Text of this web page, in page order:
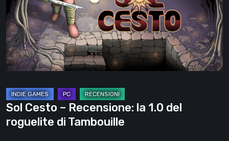
la
1.0
del
roguelite
di
Sol Cesto – Recensione: la 1.0 del
roguelite di Tambouille